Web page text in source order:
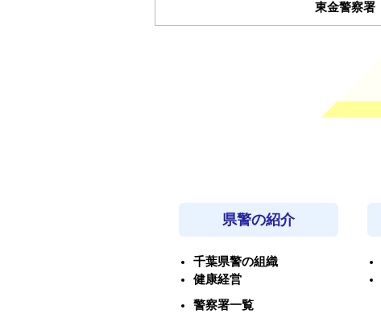
東金警察署
県警の紹介
千葉県警の組織
健康経営
警察署一覧